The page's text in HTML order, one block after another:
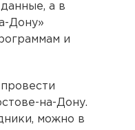
а в
Дону»
и
на-Дону.
можно в